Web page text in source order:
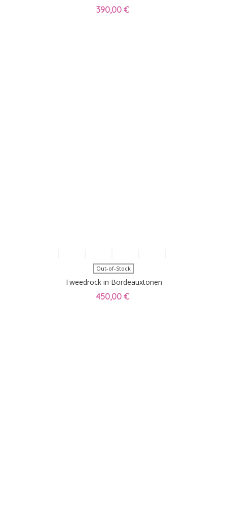
390,00 €
Out-of-Stock
Tweedrock in Bordeauxtönen
450,00 €